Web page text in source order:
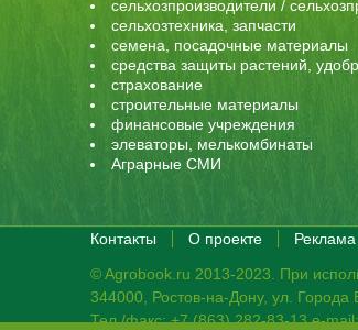
сельхозпроизводители /
сельхозтехника, запчасти
семена, посадочные материалы
средства защиты растений,
страхование
строительные материалы
финансовые учреждения
элеваторы, мелькомбинаты
Аграрные СМИ
Контакты О проекте
© Agrobook.ru 2013-2023. При
344000, Ростов-на-Дону, ул.
Тел./факс: +7 (863) 282-83-13 e-